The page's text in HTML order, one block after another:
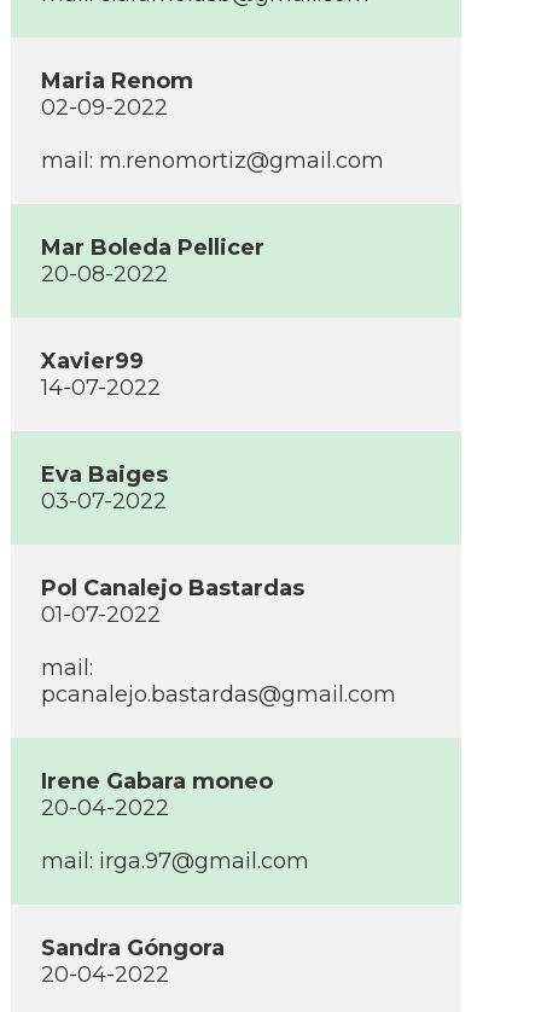
Maria Renom
02-09-2022
mail: m.renomortiz@gmail.com
Mar Boleda Pellicer
20-08-2022
Xavier99
14-07-2022
Eva Baiges
03-07-2022
Pol Canalejo Bastardas
01-07-2022
mail:
pcanalejo.bastardas@gmail.com
Irene Gabara moneo
20-04-2022
mail: irga.97@gmail.com
Sandra Góngora
20-04-2022